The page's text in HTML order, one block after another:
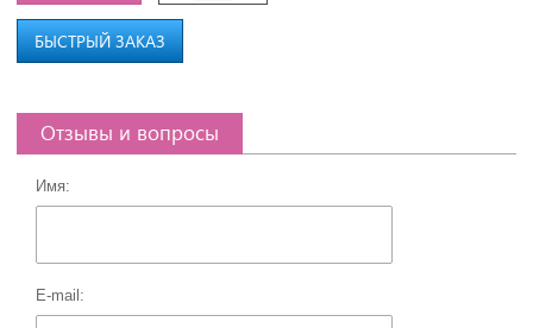
БЫСТРЫЙ ЗАКАЗ
Отзывы и вопросы
Имя:
E-mail: